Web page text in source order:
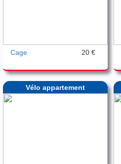
Cage 20 €
Vélo appartement